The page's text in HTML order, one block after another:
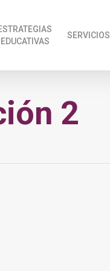
EDUCATIVAS
SERVICIOS
2